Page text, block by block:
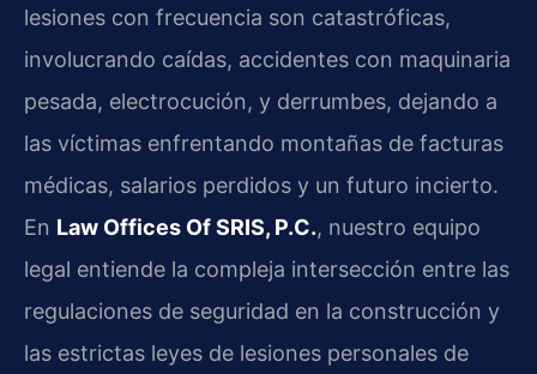
lesiones con frecuencia son catastróficas,
involucrando caídas, accidentes con maquinaria
pesada, electrocución, y derrumbes, dejando a
las víctimas enfrentando montañas de facturas
médicas, salarios perdidos y un futuro incierto.
En Law Offices Of SRIS, P.C., nuestro equipo
legal entiende la compleja intersección entre las
regulaciones de seguridad en la construcción y
las estrictas leyes de lesiones personales de